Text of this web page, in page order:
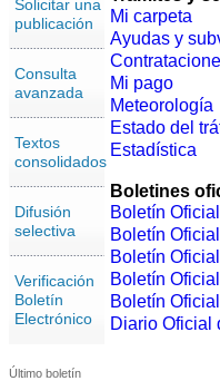
Solicitar una
publicación
Consulta
avanzada
Textos
consolidados
Difusión
selectiva
Verificación
Boletín
Electrónico
Último boletín
Mi carpeta
Ayudas y
Mi pago
Meteorología
Estado del
Estadística
Boletines
Boletín
Boletín
Boletín
Boletín
Boletín
Diario Oficial